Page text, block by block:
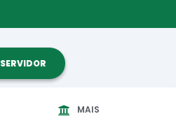
SERVIDOR
MAIS